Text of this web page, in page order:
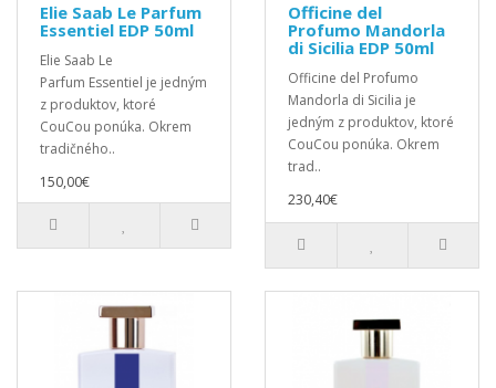
Elie Saab Le Parfum
Essentiel EDP 50ml
Elie Saab Le
Parfum Essentiel je jedným
z produktov, ktoré
CouCou ponúka. Okrem
tradičného..
150,00€
Officine del
Profumo Mandorla
di Sicilia EDP 50ml
Officine del Profumo
Mandorla di Sicilia je
jedným z produktov, ktoré
CouCou ponúka. Okrem
trad..
230,40€